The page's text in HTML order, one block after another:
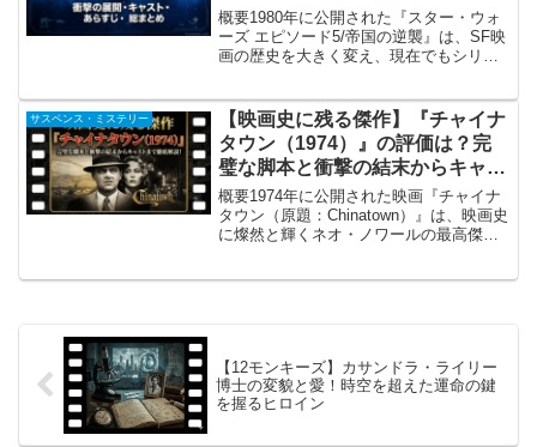
撃の展開からキャスト・あらすじ
まで総まとめ
概要1980年に公開された『スター・ウォ
ーズ エピソード5/帝国の逆襲』は、SF映
画の歴史を大きく変え、現在でもシリー
望』の大ヒットを受け、製作総指揮のジ
ョージ・ルーカ...
サスペンス・ミステリー
【映画史に残る傑作】『チャイナ
タウン（1974）』の評価は？完
璧な脚本と衝撃の結末からキャス
トまで徹底解説！
概要1974年に公開された映画『チャイナ
タウン（原題：Chinatown）』は、映画史
に燦然と輝くネオ・ノワールの最高傑作
【12モンキーズ】カサンドラ・ライリー
博士の変貌と愛！時空を超えた運命の鍵
を握るヒロイン